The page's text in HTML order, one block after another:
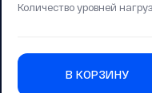
Количество уровней
В КОРЗИНУ